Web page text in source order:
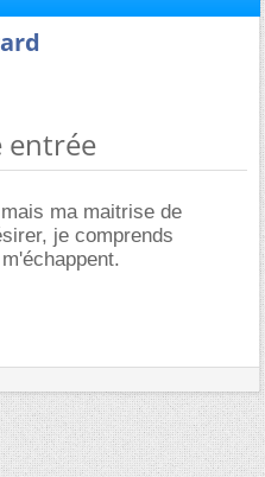
entrée
ma maitrise de
je comprends